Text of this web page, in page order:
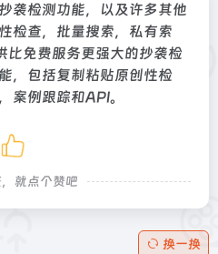
袭检测功能，以及许多其他
检查，批量搜索，私有索
比免费服务更强大的抄袭检
，包括复制粘贴原创性检
案例跟踪和API。
就点个赞吧
换一换